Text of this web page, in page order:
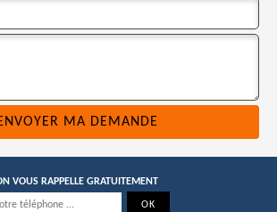
VOUS RAPPELLE GRATUITEMENT